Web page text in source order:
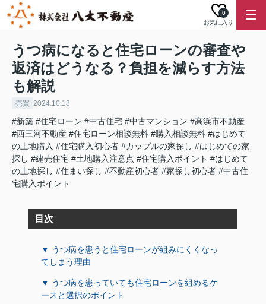
お気に入り
0
うつ病になると住宅ローンの審査や
返済はどうなる？負担を減らす方法
も解説
売買 2024.10.18
#新築 #住宅ローン #中古住宅 #中古マンション #高浜市不動産
#西三河不動産 #住宅ローン相談無料 #購入相談無料 #はじめて
の土地購入 #住宅購入初心者 #カップルの家探し #はじめての家
探し #建売住宅 #土地購入注意点 #住宅購入ポイント #はじめて
の土地探し #住まい探し #不動産初心者 #家探し初心者 #中古住
宅購入ポイント
目次
▼ うつ病を患うと住宅ローンが組みにくくなっ
てしまう理由
▼ うつ病を患っていても住宅ローンを組めるケ
ースと選択のポイント